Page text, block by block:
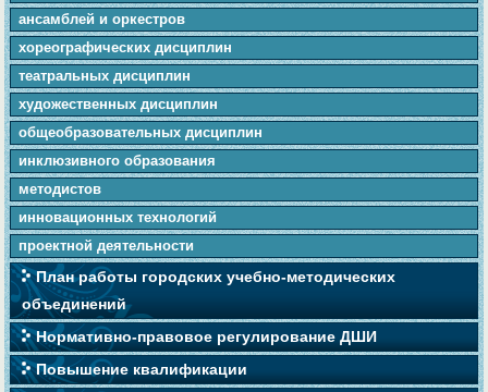
ансамблей и оркестров
хореографических дисциплин
театральных дисциплин
художественных дисциплин
общеобразовательных дисциплин
инклюзивного образования
методистов
инновационных технологий
проектной деятельности
План работы городских учебно-методических
объединений
Нормативно-правовое регулирование ДШИ
Повышение квалификации